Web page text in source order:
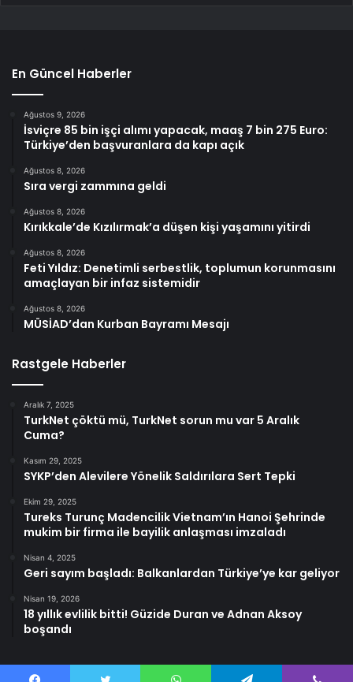
En Güncel Haberler
Ağustos 9, 2026
İsviçre 85 bin işçi alımı yapacak, maaş 7 bin 275 Euro:
Türkiye’den başvuranlara da kapı açık
Ağustos 8, 2026
Sıra vergi zammına geldi
Ağustos 8, 2026
Kırıkkale’de Kızılırmak’a düşen kişi yaşamını yitirdi
Ağustos 8, 2026
Feti Yıldız: Denetimli serbestlik, toplumun korunmasını
amaçlayan bir infaz sistemidir
Ağustos 8, 2026
MÜSİAD’dan Kurban Bayramı Mesajı
Rastgele Haberler
Aralık 7, 2025
TurkNet çöktü mü, TurkNet sorun mu var 5 Aralık
Cuma?
Kasım 29, 2025
SYKP’den Alevilere Yönelik Saldırılara Sert Tepki
Ekim 29, 2025
Tureks Turunç Madencilik Vietnam’ın Hanoi Şehrinde
mukim bir firma ile bayilik anlaşması imzaladı
Nisan 4, 2025
Geri sayım başladı: Balkanlardan Türkiye’ye kar geliyor
Nisan 19, 2026
18 yıllık evlilik bitti! Güzide Duran ve Adnan Aksoy
boşandı